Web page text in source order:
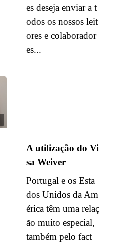
es deseja enviar a t
odos os nossos leit
ores e colaborador
es...
A utilização do Vi
sa Weiver
Portugal e os Esta
dos Unidos da Am
érica têm uma relaç
ão muito especial,
também pelo fact